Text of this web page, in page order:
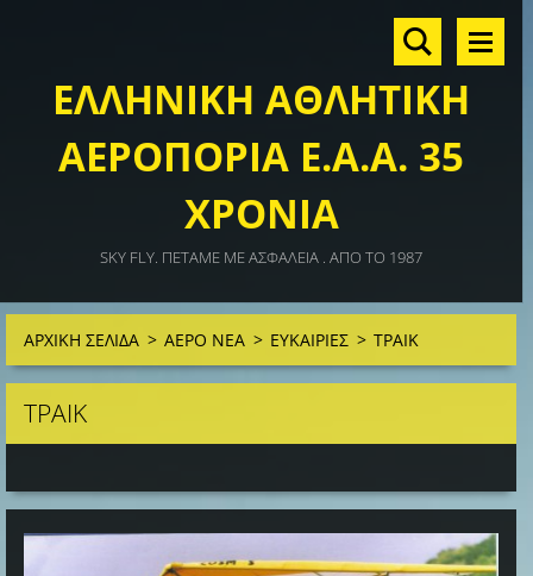
ΕΛΛΗΝΙΚΗ ΑΘΛΗΤΙΚΗ
ΑΕΡΟΠΟΡΙΑ Ε.Α.Α. 35
ΧΡΟΝΙΑ
SKY FLY. ΠΕΤΑΜΕ ΜΕ ΑΣΦΑΛΕΙΑ . ΑΠΟ ΤΟ 1987
ΑΡΧΙΚΗ ΣΕΛΙΔΑ > ΑΕΡΟ ΝΕΑ > ΕΥΚΑΙΡΙΕΣ > ΤΡΑΙΚ
ΤΡΑΙΚ